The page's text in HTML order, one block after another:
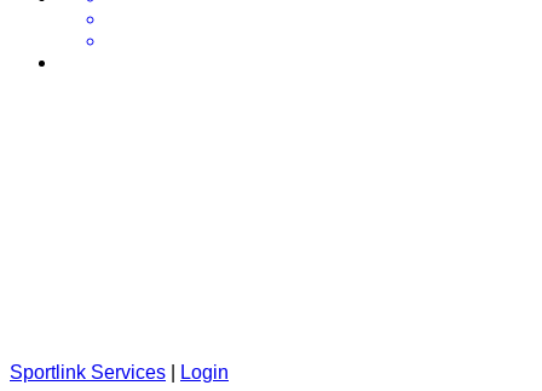
Sportlink Services Login